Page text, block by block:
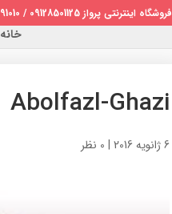
فروشگاه اینترنتی پرواز 09128501125 / 02122691010
خانه
Abolfazl-Ghazi
6 ژانویه 2016 | 0 نظر